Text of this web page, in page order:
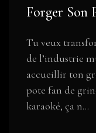
Forger Son
Tu veux
de l’industrie
accueillir ton
pote fan de
karaoké, ça n...